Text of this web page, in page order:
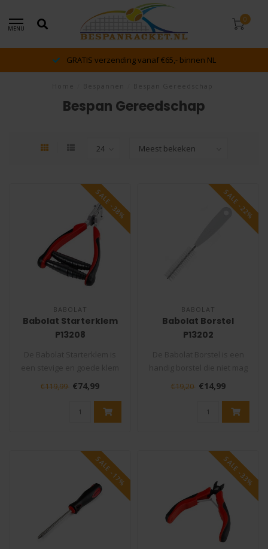
MENU
0
GRATIS verzending vanaf €65,- binnen NL
Bespan Gereedschap
SALE -38%
BABOLAT
Babolat Starterklem
P13208
die niet mag ontbreken in
€119,99 €74,99
SALE -22%
BABOLAT
Babolat Borstel
P13202
ontbreken in uw
gereedscha..
€19,20 €14,99
SALE -17% SALE -33%